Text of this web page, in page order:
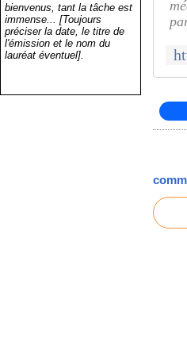
bienvenus, tant la tâche est
immense... [Toujours
préciser la date, le titre de
l'émission et le nom du
lauréat éventuel].